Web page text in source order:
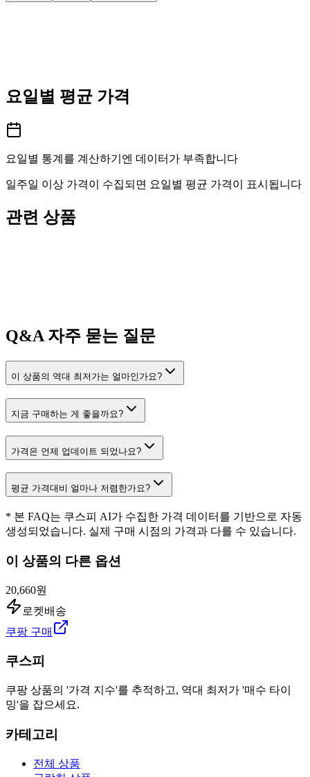
요일별 평균 가격
요일별 통계를 계산하기엔 데이터가 부족합니다
일주일 이상 가격이 수집되면 요일별 평균 가격이 표시됩니다
관련 상품
Q&A자주 묻는 질문
이 상품의 역대 최저가는 얼마인가요?
지금 구매하는 게 좋을까요?
가격은 언제 업데이트 되었나요?
평균 가격대비 얼마나 저렴한가요?
* 본 FAQ는 쿠스피 AI가 수집한 가격 데이터를 기반으로 자동
생성되었습니다. 실제 구매 시점의 가격과 다를 수 있습니다.
이 상품의 다른 옵션
20,660원
로켓배송
쿠팡 구매
쿠스피
쿠팡 상품의 '가격 지수'를 추적하고, 역대 최저가 '매수 타이
밍'을 잡으세요.
카테고리
전체 상품